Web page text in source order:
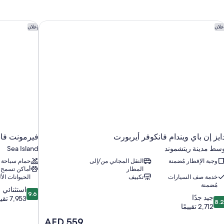
إن باي ويندام فانكوفر أيربورت
مدينة ريتشموند
وجبة الإفطار مُضمنة
النقل المجاني من/إلى
المطار
خدمة صف السيارات
مُضمنة
تكييف
8.2 جيد جدًا
2,712 تقييمًا
السعر
إن باي ويندام فانكوفر أيربورت إعلان
فيرمونت
Sea Island
حمام سباحة
أماكن
الحيوانات
9.6
من
9.6 استثنائي
7,953 تقييمًا
فيرمونت